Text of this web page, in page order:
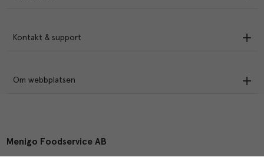
Kontakt & support
Om webbplatsen
Menigo Foodservice AB